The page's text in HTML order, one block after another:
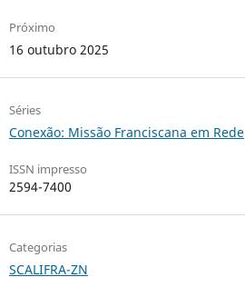
Próximo
16 outubro 2025
Séries
Conexão: Missão Franciscana em Rede
ISSN impresso
2594-7400
Categorias
SCALIFRA-ZN